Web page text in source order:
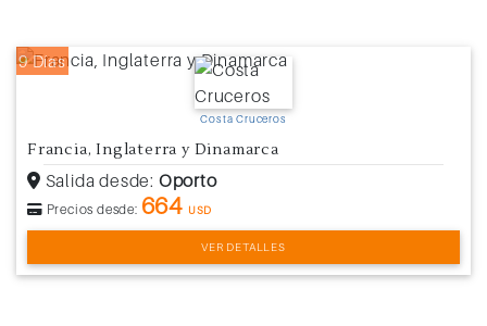
9 Días
Costa Cruceros
Francia, Inglaterra y Dinamarca
Salida desde: Oporto
Precios desde: 664 USD
VER DETALLES